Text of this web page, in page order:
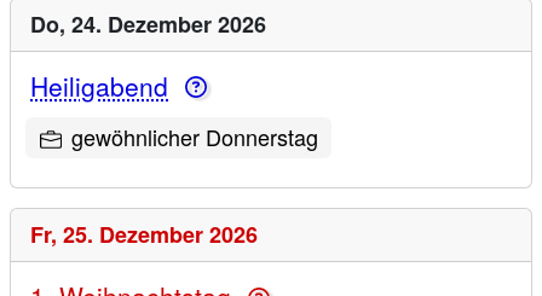
Do, 24. Dezember 2026
Heiligabend
gewöhnlicher Donnerstag
Fr, 25. Dezember 2026